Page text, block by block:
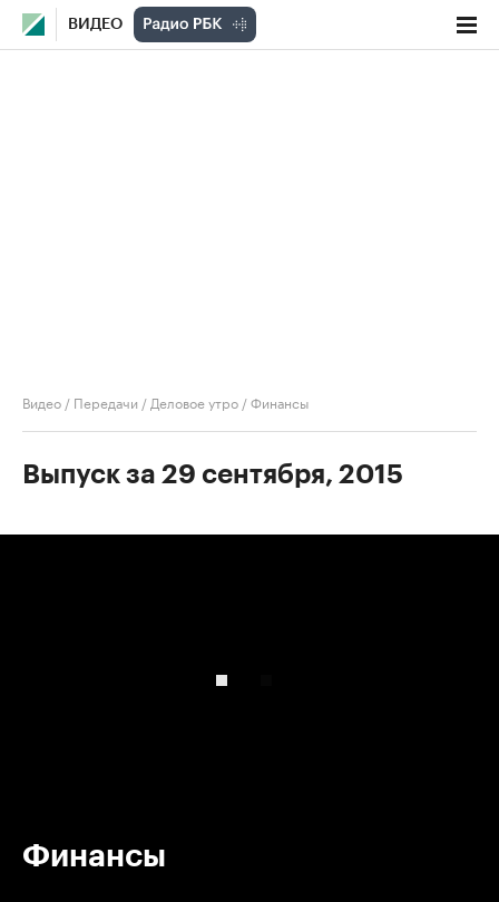
ВИДЕО
Видео / Передачи / Деловое утро /Финансы
Выпуск за 29 сентября, 2015
Финансы